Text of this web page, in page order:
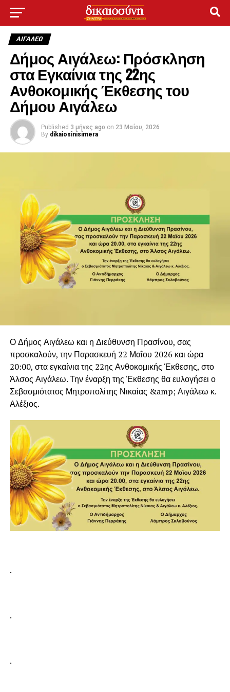
ΑΙΓΑΛΕΩ
Δήμος Αιγάλεω: Πρόσκληση
στα Εγκαίνια της 22ης
Ανθοκομικής Έκθεσης του
Δήμου Αιγάλεω
Published 3 μήνες ago on 23 Μαΐου, 2026
By dikaiosinisimera
Ο Δήμος Αιγάλεω και η Διεύθυνση Πρασίνου, σας
προσκαλούν, την Παρασκευή 22 Μαΐου 2026 και ώρα
20:00, στα εγκαίνια της 22ης Ανθοκομικής Έκθεσης, στο
Άλσος Αιγάλεω. Την έναρξη της Έκθεσης θα ευλογήσει ο
Σεβασμιότατος Μητροπολίτης Νικαίας &amp; Αιγάλεω κ.
Αλέξιος.
.
.
.